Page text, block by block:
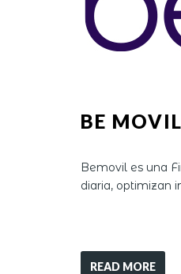
BE MOVIL
Bemovil es una
diaria, optimizan
READ MORE